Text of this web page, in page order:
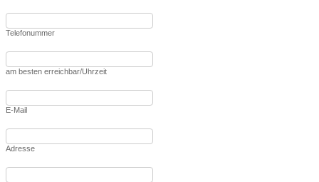
Telefonummer
am besten erreichbar/Uhrzeit
E-Mail
Adresse